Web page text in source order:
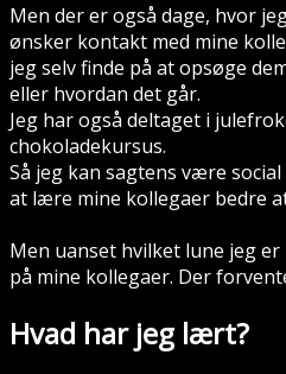
Men der er også dage, hvor
ønsker kontakt med mine
jeg selv finde på at opsøge
eller hvordan det går.
Jeg har også deltaget i
chokoladekursus.
Så jeg kan sagtens være
at lære mine kollegaer bedre
Men uanset hvilket lune jeg
på mine kollegaer. Der
Hvad har jeg lært?